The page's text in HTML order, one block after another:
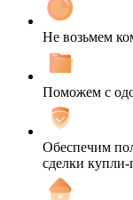
Не возьмем
Поможем с
Обеспечим
сделки купли-